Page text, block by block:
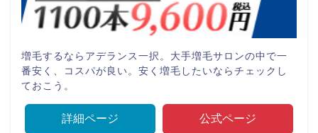
増毛するならアデランス一択。大手増毛サロンの中で一
番安く、コスパが良い。安く増毛したいならチェックし
ておこう。
詳細ページ 公式ページ